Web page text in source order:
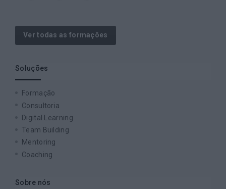
Ver todas as formações
Soluções
Formação
Consultoria
Digital Learning
Team Building
Mentoring
Coaching
Sobre nós